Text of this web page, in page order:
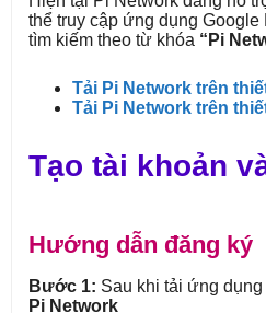
thể truy cập ứng dụng
tìm kiếm theo từ khóa “Pi
Tải Pi Network trên
Tải Pi Network trên
Tạo tài khoản
Hướng dẫn đăng ký
Bước 1: Sau khi tải ứng
Pi Network